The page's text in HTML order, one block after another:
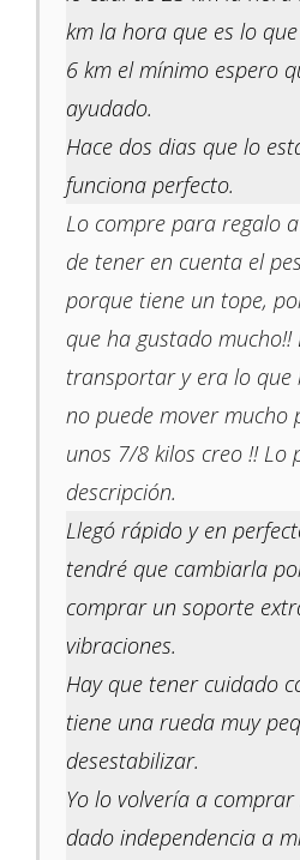
km la hora que es lo
6 km el mínimo espero
ayudado.
Hace dos dias que lo
funciona perfecto.
Lo compre para regalo
de tener en cuenta el
porque tiene un tope,
que ha gustado mucho!!
transportar y era lo que
no puede mover mucho
unos 7/8 kilos creo !! Lo
descripción.
Llegó rápido y en
tendré que cambiarla
comprar un soporte
vibraciones.
Hay que tener cuidado
tiene una rueda muy
desestabilizar.
Yo lo volvería a
dado independencia a